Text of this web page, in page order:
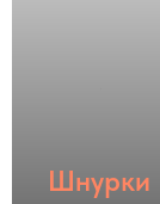
Шнурки